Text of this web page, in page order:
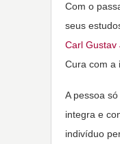
Com o
seus
Carl Gustav
Cura com a
A pessoa
integra e
indivíduo